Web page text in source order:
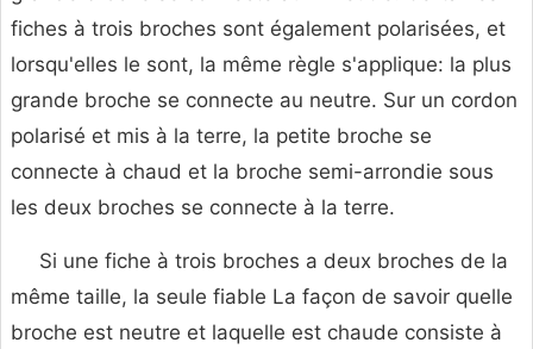
fiches à trois broches sont également polarisées, et
lorsqu'elles le sont, la même règle s'applique: la plus
grande broche se connecte au neutre. Sur un cordon
polarisé et mis à la terre, la petite broche se
connecte à chaud et la broche semi-arrondie sous
les deux broches se connecte à la terre.
Si une fiche à trois broches a deux broches de la
même taille, la seule fiable La façon de savoir quelle
broche est neutre et laquelle est chaude consiste à